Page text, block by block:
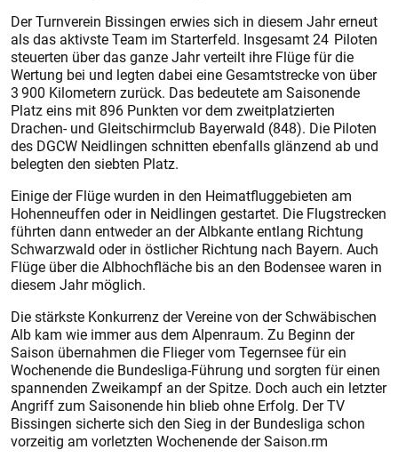
Der Turnverein Bissingen erwies sich in diesem Jahr erneut
als das aktivste Team im Starterfeld. Insgesamt 24 Piloten
steuerten über das ganze Jahr verteilt ihre Flüge für die
Wertung bei und legten dabei eine Gesamtstrecke von über
3 900 Kilometern zurück. Das bedeutete am Saisonende
Platz eins mit 896 Punkten vor dem zweitplatzierten
Drachen- und Gleitschirmclub Bayerwald (848). Die Piloten
des DGCW Neidlingen schnitten ebenfalls glänzend ab und
belegten den siebten Platz.
Einige der Flüge wurden in den Heimatfluggebieten am
Hohenneuffen oder in Neidlingen gestartet. Die Flugstrecken
führten dann entweder an der Albkante entlang Richtung
Schwarzwald oder in östlicher Richtung nach Bayern. Auch
Flüge über die Albhochfläche bis an den Bodensee waren in
diesem Jahr möglich.
Die stärkste Konkurrenz der Vereine von der Schwäbischen
Alb kam wie immer aus dem Alpenraum. Zu Beginn der
Saison übernahmen die Flieger vom Tegernsee für ein
Wochenende die Bundesliga-Führung und sorgten für einen
spannenden Zweikampf an der Spitze. Doch auch ein letzter
Angriff zum Saisonende hin blieb ohne Erfolg. Der TV
Bissingen sicherte sich den Sieg in der Bundesliga schon
vorzeitig am vorletzten Wochenende der Saison.rm